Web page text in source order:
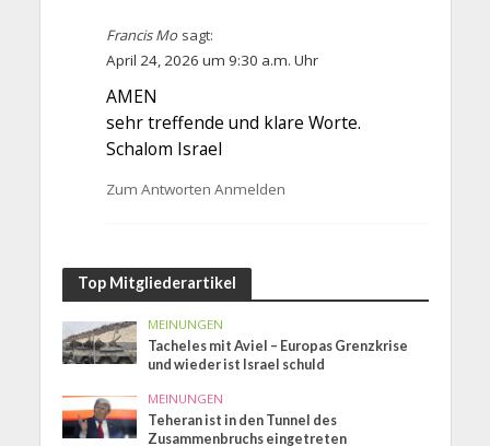
Francis Mo sagt:
April 24, 2026 um 9:30 a.m. Uhr
AMEN
sehr treffende und klare Worte.
Schalom Israel
Zum Antworten Anmelden
Top Mitgliederartikel
MEINUNGEN
Tacheles mit Aviel – Europas Grenzkrise
und wieder ist Israel schuld
MEINUNGEN
Teheran ist in den Tunnel des
Zusammenbruchs eingetreten